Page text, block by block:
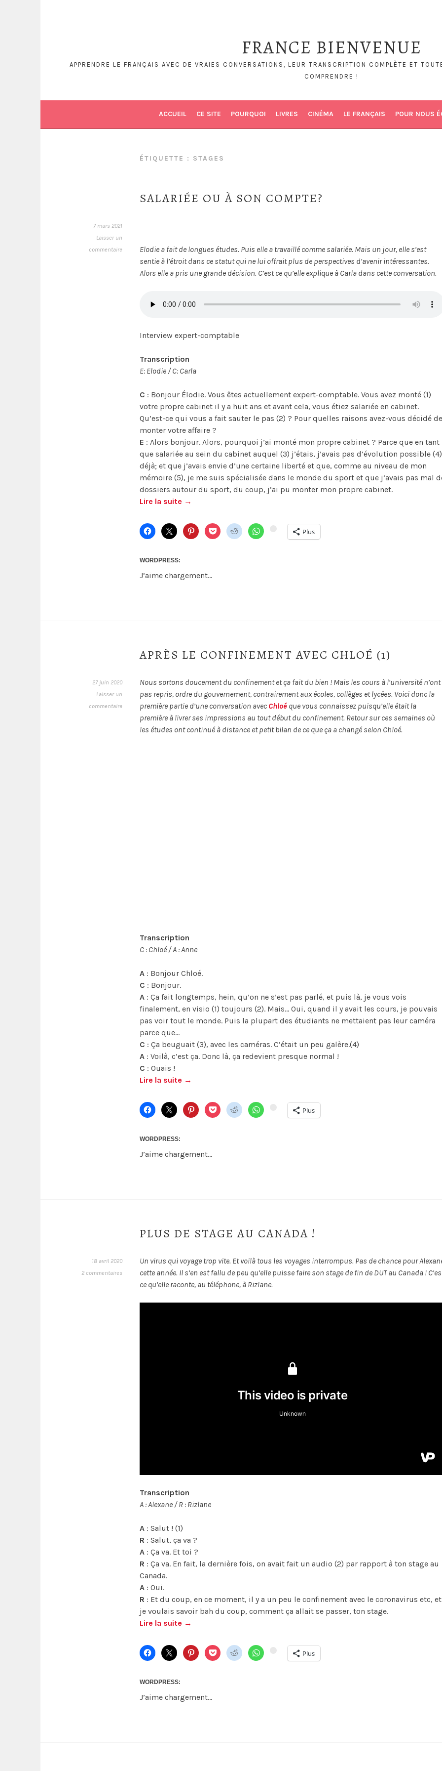
FRANCE BIENVENUE
APPRENDRE LE FRANÇAIS AVEC DE VRAIES CONVERSATIONS, LEUR TRANSCRIPTION COMPLÈTE ET
COMPRENDRE !
ACCUEIL CE SITE POURQUOI LIVRES CINÉMA LE FRANÇAIS POUR NOUS
ÉTIQUETTE : STAGES
SALARIÉE OU À SON COMPTE?
7 mars 2021
Laisser un
commentaire
Elodie a fait de longues études. Puis elle a travaillé comme salariée. Mais un jour, elle s’est
sentie à l’étroit dans ce statut qui ne lui offrait plus de perspectives d’avenir intéressantes.
Alors elle a pris une grande décision. C’est ce qu’elle explique à Carla dans cette conversation.
Interview expert-comptable
Transcription
E: Elodie / C: Carla
C : Bonjour Élodie. Vous êtes actuellement expert-comptable. Vous avez monté (1)
votre propre cabinet il y a huit ans et avant cela, vous étiez salariée en cabinet.
Qu’est-ce qui vous a fait sauter le pas (2) ? Pour quelles raisons avez-vous décidé de
monter votre affaire ?
E : Alors bonjour. Alors, pourquoi j’ai monté mon propre cabinet ? Parce que en tant
que salariée au sein du cabinet auquel (3) j’étais, j’avais pas d’évolution possible
déjà; et que j’avais envie d’une certaine liberté et que, comme au niveau de mon
mémoire (5), je me suis spécialisée dans le monde du sport et que j’avais pas mal
dossiers autour du sport, du coup, j’ai pu monter mon propre cabinet.
Lire la suite →
Plus
WORDPRESS:
J’aime chargement…
APRÈS LE CONFINEMENT AVEC CHLOÉ (1)
27 juin 2020
Laisser un
commentaire
Nous sortons doucement du confinement et ça fait du bien ! Mais les cours à l’université n’ont
pas repris, ordre du gouvernement, contrairement aux écoles, collèges et lycées. Voici donc la
première partie d’une conversation avec Chloé que vous connaissez puisqu’elle était la
première à livrer ses impressions au tout début du confinement. Retour sur ces semaines où
les études ont continué à distance et petit bilan de ce que ça a changé selon Chloé.
Transcription
C : Chloé / A : Anne
A : Bonjour Chloé.
C : Bonjour.
A : Ça fait longtemps, hein, qu’on ne s’est pas parlé, et puis là, je vous vois
finalement, en visio (1) toujours (2). Mais… Oui, quand il y avait les cours, je pouvais
pas voir tout le monde. Puis la plupart des étudiants ne mettaient pas leur caméra
parce que…
C : Ça beuguait (3), avec les caméras. C’était un peu galère.(4)
A : Voilà, c’est ça. Donc là, ça redevient presque normal !
C : Ouais !
Lire la suite →
Plus
WORDPRESS:
J’aime chargement…
PLUS DE STAGE AU CANADA !
18 avril 2020
2 commentaires
Un virus qui voyage trop vite. Et voilà tous les voyages interrompus. Pas de chance pour
cette année. Il s’en est fallu de peu qu’elle puisse faire son stage de fin de DUT au Canada !
ce qu’elle raconte, au téléphone, à Rizlane.
Transcription
A : Alexane / R : Rizlane
A : Salut ! (1)
R : Salut, ça va ?
A : Ça va. Et toi ?
R : Ça va. En fait, la dernière fois, on avait fait un audio (2) par rapport à ton stage au
Canada.
A : Oui.
R : Et du coup, en ce moment, il y a un peu le confinement avec le coronavirus etc, et
je voulais savoir bah du coup, comment ça allait se passer, ton stage.
Lire la suite →
Plus
WORDPRESS:
J’aime chargement…